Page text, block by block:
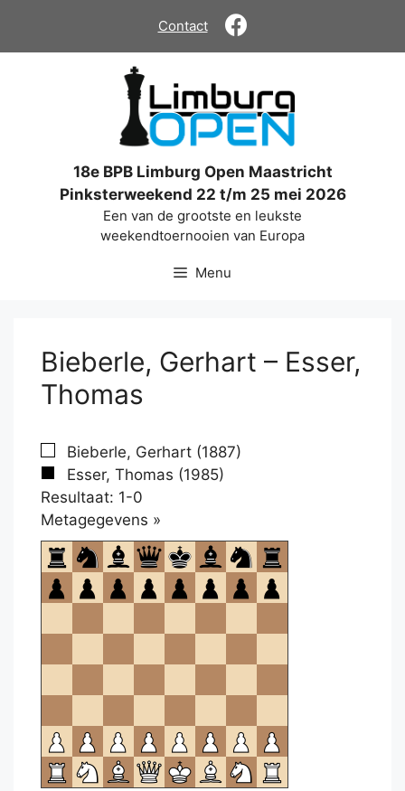
de
Contact
18e BPB Limburg Open Maastricht
Pinksterweekend 22 t/m 25 mei 2026
Een van de grootste en leukste
weekendtoernooien van Europa
Menu
Bieberle, Gerhart – Esser,
Thomas
Bieberle, Gerhart (1887)
Esser, Thomas (1985)
Resultaat: 1-0
Metagegevens »
om
te
openen.